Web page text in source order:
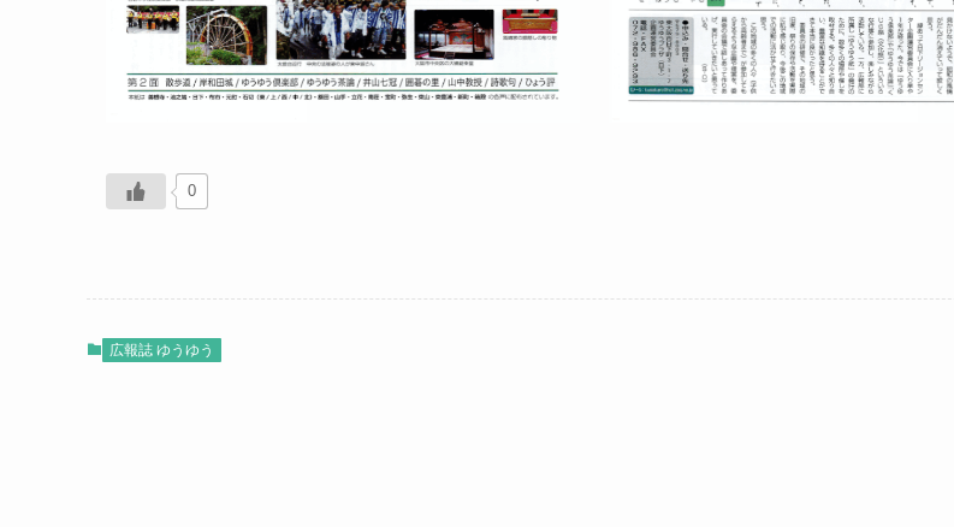
0
広報誌 ゆうゆう